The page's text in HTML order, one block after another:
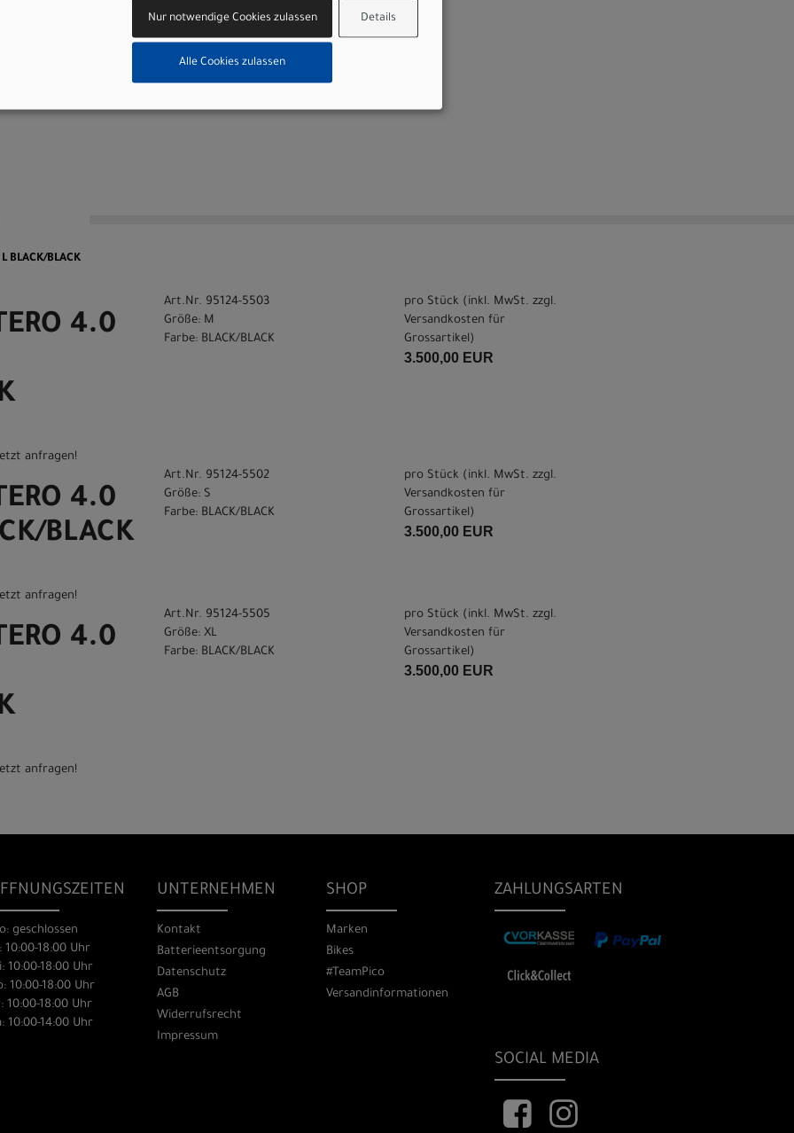
BLACK/BLACK
4.0
anfragen!
Art.Nr. 95124-5503
Größe: M
Farbe: BLACK/BLACK
pro Stück (inkl. MwSt. zzgl.
Versandkosten für
Grossartikel )
3.500,00 EUR
4.0
BLACK
anfragen!
Art.Nr. 95124-5502
Größe: S
Farbe: BLACK/BLACK
pro Stück (inkl. MwSt. zzgl.
Versandkosten für
Grossartikel )
3.500,00 EUR
4.0
anfragen!
Art.Nr. 95124-5505
Größe: XL
Farbe: BLACK/BLACK
pro Stück (inkl. MwSt. zzgl.
Versandkosten für
Grossartikel )
3.500,00 EUR
geschlossen
10:00-18:00 Uhr
10:00-18:00 Uhr
10:00-18:00 Uhr
10:00-18:00 Uhr
10:00-14:00 Uhr
UNTERNEHMEN
Kontakt
Batterieentsorgung
Datenschutz
AGB
Widerrufsrecht
Impressum
SHOP
Marken
Bikes
#TeamPico
Versandinformationen
ZAHLUNGSARTEN
SOCIAL MEDIA
Details
Nur notwendige Cookies zulassen
Alle Cookies zulassen